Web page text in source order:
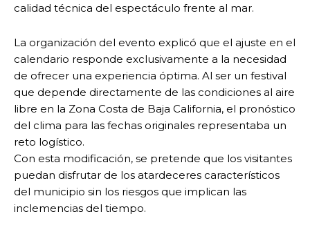
calidad técnica del espectáculo frente al mar.
La organización del evento explicó que el ajuste en el
calendario responde exclusivamente a la necesidad
de ofrecer una experiencia óptima. Al ser un festival
que depende directamente de las condiciones al aire
libre en la Zona Costa de Baja California, el pronóstico
del clima para las fechas originales representaba un
reto logístico.
Con esta modificación, se pretende que los visitantes
puedan disfrutar de los atardeceres característicos
del municipio sin los riesgos que implican las
inclemencias del tiempo.